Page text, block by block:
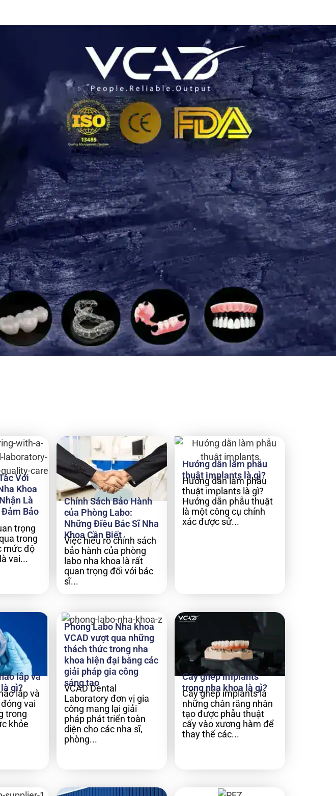
Với
Khoa
Là
Bảo
trọng
trong
mức độ
vai...
Chính Sách Bảo Hành
của Phòng Labo:
Những Điều Bác Sĩ Nha
Khoa Cần Biết
Việc hiểu rõ chính sách
bảo hành của phòng
labo nha khoa là rất
quan trọng đối với bác
sĩ...
Hướng dẫn làm phẫu
thuật implants là gì?
Hướng dẫn làm phẫu
thuật implants là gì?
Hướng dẫn phẫu thuật
là một công cụ chính
xác được sử...
lắp và
gì?
lắp và
vai
trong
khỏe
Phòng Labo Nha khoa
VCAD vượt qua những
thách thức trong nha
khoa hiện đại bằng các
giải pháp gia công
sáng tạo
VCAD Dental
Laboratory đơn vị gia
công mang lại giải
pháp phát triển toàn
diện cho các nha sĩ,
phòng...
Cấy ghép implants
trong nha khoa là gì?
Cấy ghép implants là
những chân răng nhân
tạo được phẫu thuật
cấy vào xương hàm để
thay thế các...